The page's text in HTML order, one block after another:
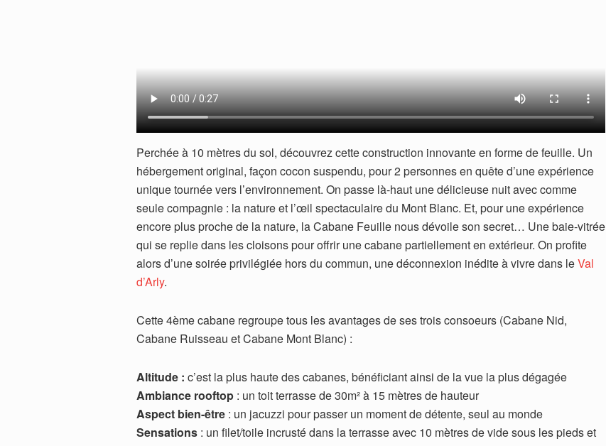
Perchée à 10 mètres du sol, découvrez cette construction innovante en forme de feuille. Un
hébergement original, façon cocon suspendu, pour 2 personnes en quête d’une expérience
unique tournée vers l’environnement. On passe là-haut une délicieuse nuit avec comme
seule compagnie : la nature et l’œil spectaculaire du Mont Blanc. Et, pour une expérience
encore plus proche de la nature, la Cabane Feuille nous dévoile son secret… Une baie-vitrée
qui se replie dans les cloisons pour offrir une cabane partiellement en extérieur. On profite
alors d’une soirée privilégiée hors du commun, une déconnexion inédite à vivre dans leVal
d’Arly.
Cette 4ème cabane regroupe tous les avantages de ses trois consoeurs (Cabane Nid,
Cabane Ruisseau et Cabane Mont Blanc) :
Altitude : c’est la plus haute des cabanes, bénéficiant ainsi de la vue la plus dégagée
Ambiance rooftop : un toit terrasse de 30m² à 15 mètres de hauteur
Aspect bien-être : un jacuzzi pour passer un moment de détente, seul au monde
Sensations : un filet/toile incrusté dans la terrasse avec 10 mètres de vide sous les pieds et